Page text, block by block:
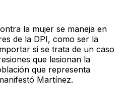
la mujer se maneja en
de la DPI, como ser la
si se trata de un caso
que lesionan la
que representa
Martínez.